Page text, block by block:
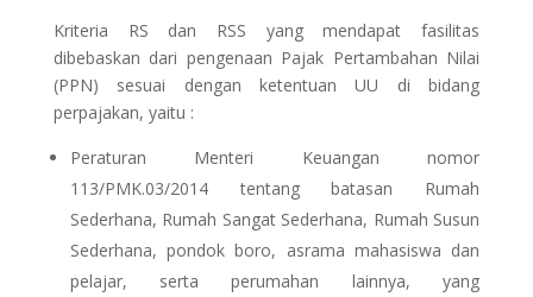
Kriteria RS dan RSS yang mendapat fasilitas
dibebaskan dari pengenaan Pajak Pertambahan Nilai
(PPN) sesuai dengan ketentuan UU di bidang
perpajakan, yaitu :
Peraturan Menteri Keuangan nomor
113/PMK.03/2014 tentang batasan Rumah
Sederhana, Rumah Sangat Sederhana, Rumah Susun
Sederhana, pondok boro, asrama mahasiswa dan
pelajar, serta perumahan lainnya, yang